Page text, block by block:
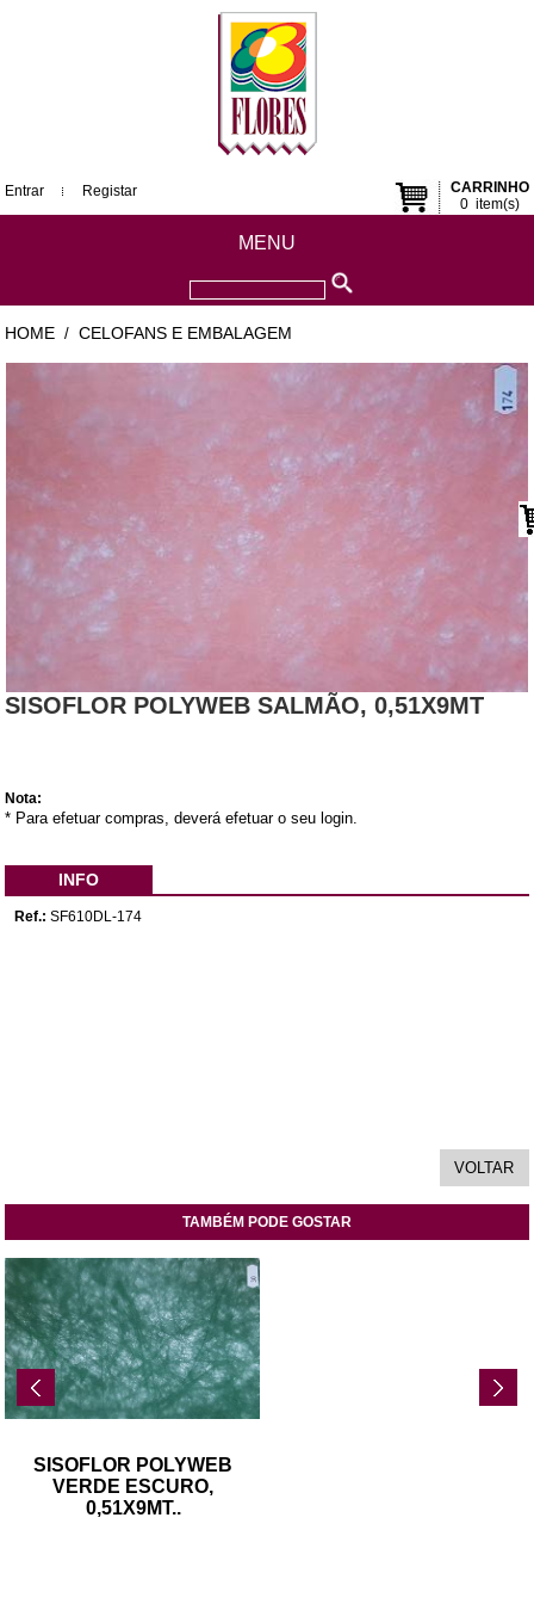
CARRINHO
0item(s)
Entrar Registar
MENU
HOME / CELOFANS E EMBALAGEM
SISOFLOR POLYWEB SALMÃO, 0,51X9MT
Nota:
* Para efetuar compras, deverá efetuar o seu login.
INFO
Ref.: SF610DL-174
TAMBÉM PODE GOSTAR
SISOFLOR POLYWEB
VERDE ESCURO,
0,51X9MT..